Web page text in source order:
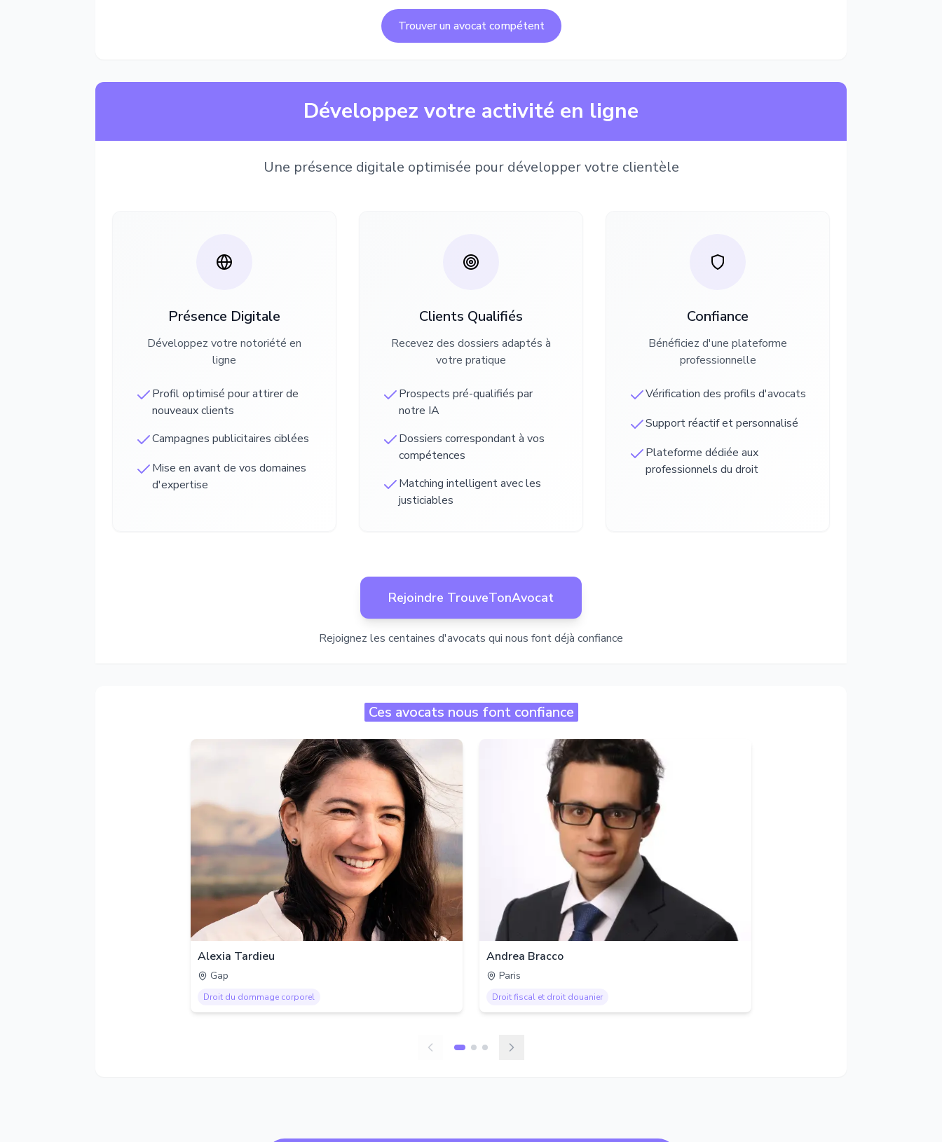
Trouver un avocat compétent
Développez votre activité en ligne
Une présence digitale optimisée pour développer votre clientèle
Présence Digitale
Développez votre notoriété en
ligne
Profil optimisé pour attirer de
nouveaux clients
Campagnes publicitaires ciblées
Mise en avant de vos domaines
d'expertise
Clients Qualifiés
Recevez des dossiers adaptés à
votre pratique
Prospects pré-qualifiés par
notre IA
Dossiers correspondant à vos
compétences
Matching intelligent avec les
justiciables
Confiance
Bénéficiez d'une plateforme
professionnelle
Vérification des profils d'avocats
Support réactif et personnalisé
Plateforme dédiée aux
professionnels du droit
Rejoindre TrouveTonAvocat
Rejoignez les centaines d'avocats qui nous font déjà confiance
Ces avocats nous font confiance
Alexia Tardieu
Gap
Droit du dommage corporel
Andrea Bracco
Paris
Droit fiscal et droit douanier